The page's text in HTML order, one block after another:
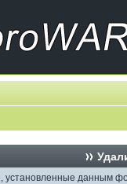
установленные данным